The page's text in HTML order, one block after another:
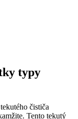
typy
čističa
Tento tekutý